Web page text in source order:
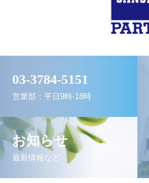
03-3784-5151
営業部：平日9時-18時
お知らせ
最新情報など